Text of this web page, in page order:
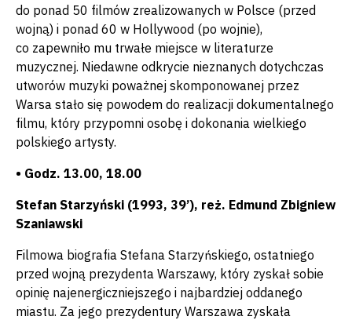
do ponad 50 filmów zrealizowanych w Polsce (przed
wojną) i ponad 60 w Hollywood (po wojnie),
co zapewniło mu trwałe miejsce w literaturze
muzycznej. Niedawne odkrycie nieznanych dotychczas
utworów muzyki poważnej skomponowanej przez
Warsa stało się powodem do realizacji dokumentalnego
filmu, który przypomni osobę i dokonania wielkiego
polskiego artysty.
• Godz. 13.00, 18.00
Stefan Starzyński (1993, 39’), reż. Edmund Zbigniew
Szaniawski
Filmowa biografia Stefana Starzyńskiego, ostatniego
przed wojną prezydenta Warszawy, który zyskał sobie
opinię najenergiczniejszego i najbardziej oddanego
miastu. Za jego prezydentury Warszawa zyskała